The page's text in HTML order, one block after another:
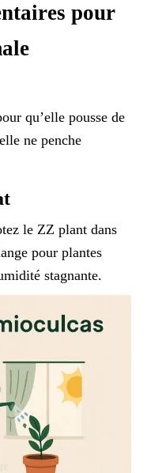
pour
qu’elle pousse de
ne penche
le ZZ plant dans
pour plantes
stagnante.